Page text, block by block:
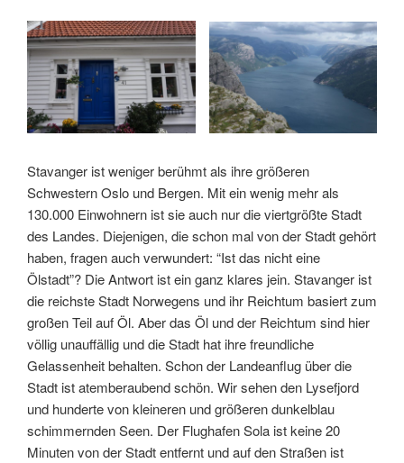
Stavanger ist weniger berühmt als ihre größeren
Schwestern Oslo und Bergen. Mit ein wenig mehr als
130.000 Einwohnern ist sie auch nur die viertgrößte Stadt
des Landes. Diejenigen, die schon mal von der Stadt gehört
haben, fragen auch verwundert: “Ist das nicht eine
Ölstadt”? Die Antwort ist ein ganz klares jein. Stavanger ist
die reichste Stadt Norwegens und ihr Reichtum basiert zum
großen Teil auf Öl. Aber das Öl und der Reichtum sind hier
völlig unauffällig und die Stadt hat ihre freundliche
Gelassenheit behalten. Schon der Landeanflug über die
Stadt ist atemberaubend schön. Wir sehen den Lysefjord
und hunderte von kleineren und größeren dunkelblau
schimmernden Seen. Der Flughafen Sola ist keine 20
Minuten von der Stadt entfernt und auf den Straßen ist